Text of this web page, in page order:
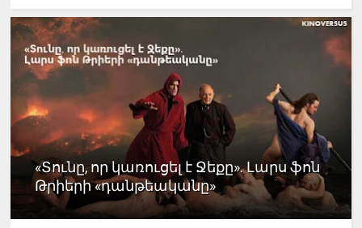
«Տունը, որ կառուցել է Ջեքը». Լարս ֆոն
Թրիերի «դանթեականը»